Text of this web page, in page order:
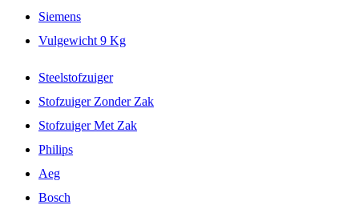
Siemens
Vulgewicht 9 Kg
Steelstofzuiger
Stofzuiger Zonder Zak
Stofzuiger Met Zak
Philips
Aeg
Bosch